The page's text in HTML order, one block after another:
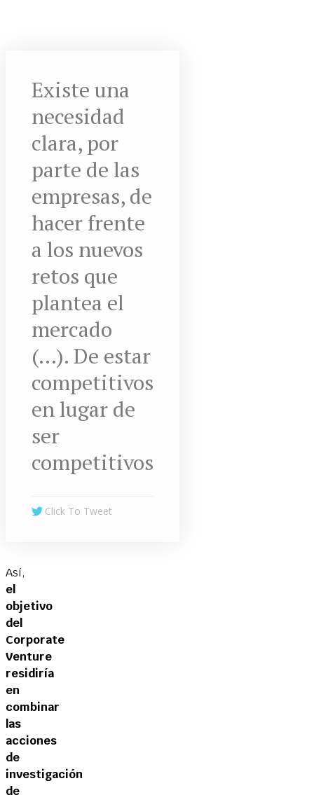
Existe una
necesidad
clara, por
parte de las
empresas, de
hacer frente
a los nuevos
retos que
plantea el
mercado
(...). De estar
competitivos
en lugar de
ser
competitivos
Click To Tweet
Así,
el
objetivo
del
Corporate
Venture
residiría
en
combinar
las
acciones
de
investigación
de